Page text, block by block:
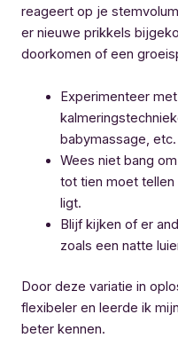
reageert op je
er nieuwe prikkels
doorkomen of een
Experimenteer
babymassage, etc.
Wees niet bang
tot tien moet tellen
ligt.
Blijf kijken of er
zoals een natte
Door deze variatie in
flexibeler en leerde ik
beter kennen.